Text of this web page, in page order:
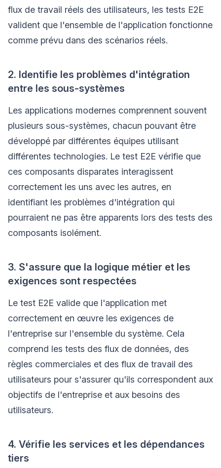
flux de travail réels des utilisateurs, les tests E2E
valident que l'ensemble de l'application fonctionne
comme prévu dans des scénarios réels.
2. Identifie les problèmes d'intégration
entre les sous-systèmes
Les applications modernes comprennent souvent
plusieurs sous-systèmes, chacun pouvant être
développé par différentes équipes utilisant
différentes technologies. Le test E2E vérifie que
ces composants disparates interagissent
correctement les uns avec les autres, en
identifiant les problèmes d'intégration qui
pourraient ne pas être apparents lors des tests des
composants isolément.
3. S'assure que la logique métier et les
exigences sont respectées
Le test E2E valide que l'application met
correctement en œuvre les exigences de
l'entreprise sur l'ensemble du système. Cela
comprend les tests des flux de données, des
règles commerciales et des flux de travail des
utilisateurs pour s'assurer qu'ils correspondent aux
objectifs de l'entreprise et aux besoins des
utilisateurs.
4. Vérifie les services et les dépendances
tiers